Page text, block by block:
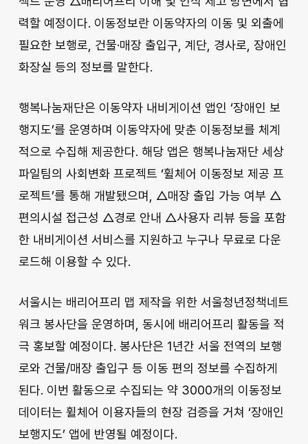
력할 예정이다. 이동정보란 이동약자의 이동 및 외출에
필요한 보행로, 건물·매장 출입구, 계단, 경사로, 장애인
화장실 등의 정보를 말한다.
행복나눔재단은 이동약자 내비게이션 앱인 ‘장애인 보
행지도’를 운영하며 이동약자에 맞춘 이동정보를 체계
적으로 수집해 제공한다. 해당 앱은 행복나눔재단 세상
파일팀의 사회변화 프로젝트 ‘휠체어 이동정보 제공 프
로젝트’를 통해 개발됐으며, △매장 출입 가능 여부 △
편의시설 접근성 △경로 안내 △사용자 리뷰 등을 포함
한 내비게이션 서비스를 지원하고 누구나 무료로 다운
로드해 이용할 수 있다.
서울시는 배리어프리 맵 제작을 위한 서울청년정책네트
워크 봉사단을 운영하며, 동시에 배리어프리 활동을 적
극 홍보할 예정이다. 봉사단은 1년간 서울 전역의 보행
로와 건물/매장 출입구 등 이동 편의 정보를 수집하게
된다. 이번 활동으로 수집되는 약 3000개의 이동정보
데이터는 휠체어 이용자들의 현장 검증을 거쳐 ‘장애인
보행지도’ 앱에 반영될 예정이다.